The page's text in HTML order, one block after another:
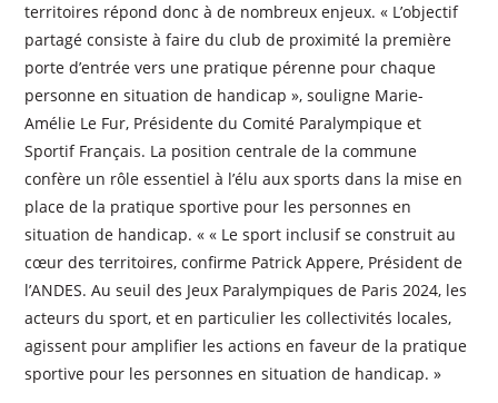
territoires répond donc à de nombreux enjeux. « L’objectif
partagé consiste à faire du club de proximité la première
porte d’entrée vers une pratique pérenne pour chaque
personne en situation de handicap », souligne Marie-
Amélie Le Fur, Présidente du Comité Paralympique et
Sportif Français. La position centrale de la commune
confère un rôle essentiel à l’élu aux sports dans la mise en
place de la pratique sportive pour les personnes en
situation de handicap. « « Le sport inclusif se construit au
cœur des territoires, confirme Patrick Appere, Président de
l’ANDES. Au seuil des Jeux Paralympiques de Paris 2024, les
acteurs du sport, et en particulier les collectivités locales,
agissent pour amplifier les actions en faveur de la pratique
sportive pour les personnes en situation de handicap. »